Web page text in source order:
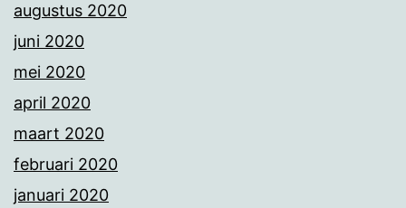
augustus 2020
juni 2020
mei 2020
april 2020
maart 2020
februari 2020
januari 2020